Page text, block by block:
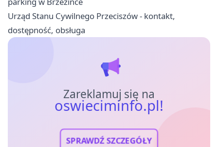
Urząd Stanu Cywilnego Przeciszów - kontakt,
dostępność, obsługa
Zareklamuj się na
oswieciminfo.pl!
SPRAWDŹ SZCZEGÓŁY